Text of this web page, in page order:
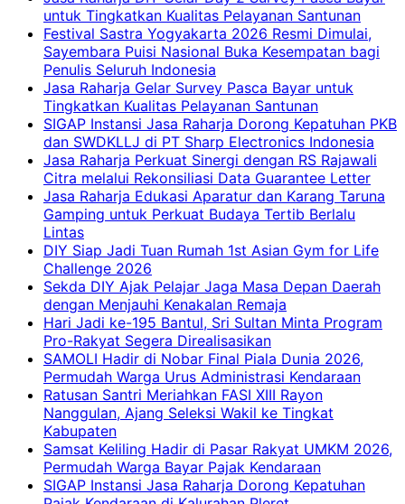
untuk Tingkatkan Kualitas Pelayanan Santunan
Festival Sastra Yogyakarta 2026 Resmi Dimulai,
Sayembara Puisi Nasional Buka Kesempatan bagi
Penulis Seluruh Indonesia
Jasa Raharja Gelar Survey Pasca Bayar untuk
Tingkatkan Kualitas Pelayanan Santunan
SIGAP Instansi Jasa Raharja Dorong Kepatuhan PKB
dan SWDKLLJ di PT Sharp Electronics Indonesia
Jasa Raharja Perkuat Sinergi dengan RS Rajawali
Citra melalui Rekonsiliasi Data Guarantee Letter
Jasa Raharja Edukasi Aparatur dan Karang Taruna
Gamping untuk Perkuat Budaya Tertib Berlalu
Lintas
DIY Siap Jadi Tuan Rumah 1st Asian Gym for Life
Challenge 2026
Sekda DIY Ajak Pelajar Jaga Masa Depan Daerah
dengan Menjauhi Kenakalan Remaja
Hari Jadi ke-195 Bantul, Sri Sultan Minta Program
Pro-Rakyat Segera Direalisasikan
SAMOLI Hadir di Nobar Final Piala Dunia 2026,
Permudah Warga Urus Administrasi Kendaraan
Ratusan Santri Meriahkan FASI XIII Rayon
Nanggulan, Ajang Seleksi Wakil ke Tingkat
Kabupaten
Samsat Keliling Hadir di Pasar Rakyat UMKM 2026,
Permudah Warga Bayar Pajak Kendaraan
SIGAP Instansi Jasa Raharja Dorong Kepatuhan